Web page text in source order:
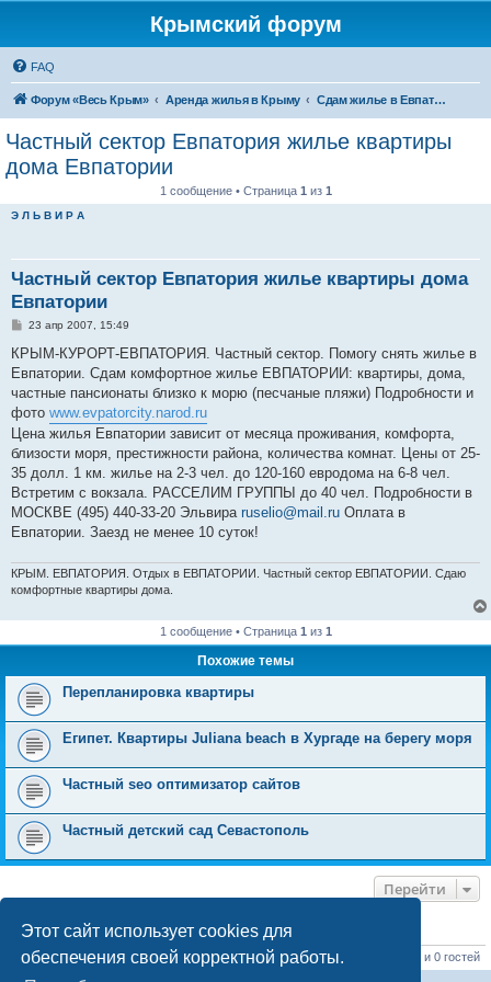
Этот сайт использует cookies для
обеспечения своей корректной работы.
Крымский форум
FAQ
Форум «Весь Крым» Аренда жилья в Крыму Сдам жилье в Евпатории, Саках
Частный сектор Евпатория жилье квартиры
дома Евпатории
1 сообщение • Страница 1 из 1
Э Л Ь В И Р А
Частный сектор Евпатория жилье квартиры дома
Евпатории
С
о
щ
е
и
е
23 апр 2007, 15:49
КРЫМ-КУРОРТ-ЕВПАТОРИЯ. Частный сектор. Помогу снять жилье в
Евпатории. Сдам комфортное жилье ЕВПАТОРИИ: квартиры, дома,
частные пансионаты близко к морю (песчаные пляжи) Подробности и
фото www.evpatorcity.narod.ru
Цена жилья Евпатории зависит от месяца проживания, комфорта,
близости моря, престижности района, количества комнат. Цены от 25-
35 долл. 1 км. жилье на 2-3 чел. до 120-160 евродома на 6-8 чел.
Встретим с вокзала. РАССЕЛИМ ГРУППЫ до 40 чел. Подробности в
МОСКВЕ (495) 440-33-20 Эльвира ruselio@mail.ru Оплата в
Евпатории. Заезд не менее 10 суток!
КРЫМ. ЕВПАТОРИЯ. Отдых в ЕВПАТОРИИ. Частный сектор ЕВПАТОРИИ. Сдаю
комфортные квартиры дома.
1 сообщение • Страница 1 из 1
Похожие темы
Перепланировка квартиры
Египет. Квартиры Juliana beach в Хургаде на берегу моря
Частный seo оптимизатор сайтов
Частный детский сад Севастополь
Перейти
КТО СЕЙЧАС НА КОНФЕРЕНЦИИ
Сейчас этот форум просматривают:ClaudeBot [ИИ бот],SleepBot [бот] и 0 гостей